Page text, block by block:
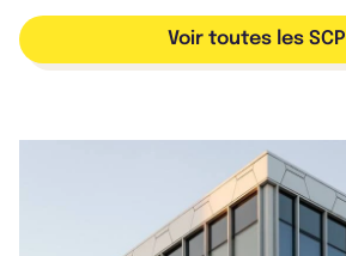
Voir toutes les SCPI